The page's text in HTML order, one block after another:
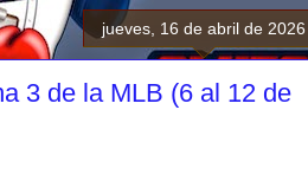
jueves, 16 de abril de 2026
3 de la MLB (6 al 12 de